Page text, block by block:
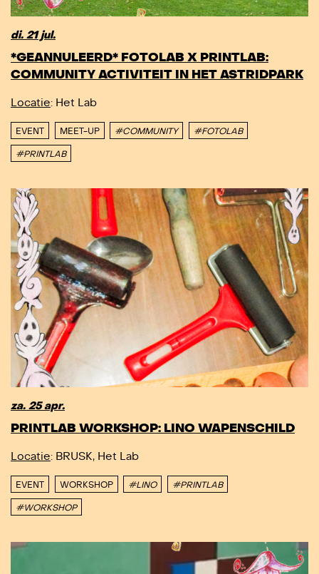
di. 21 jul.
*GEANNULEERD* FOTOLAB X PRINTLAB:
COMMUNITY ACTIVITEIT IN HET ASTRIDPARK
Locatie: Het Lab
EVENT MEET-UP #COMMUNITY #FOTOLAB
#PRINTLAB
za. 25 apr.
PRINTLAB WORKSHOP: LINO WAPENSCHILD
Locatie: BRUSK, Het Lab
EVENT WORKSHOP #LINO #PRINTLAB
#WORKSHOP